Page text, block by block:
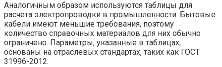
Аналогичным образом используются таблицы для
расчета электропроводки в промышленности. Бытовые
кабели имеют меньшие требования, поэтому
количество справочных материалов для них обычно
ограничено. Параметры, указанные в таблицах,
основаны на отраслевых стандартах, таких как ГОСТ
31996-2012.